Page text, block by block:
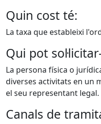
Quin cost té:
La taxa que estableixi
Qui pot
La persona física o
diverses activitats en un
el seu representant legal.
Canals de